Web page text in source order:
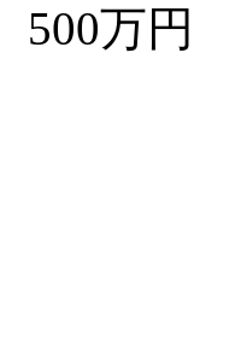
500万